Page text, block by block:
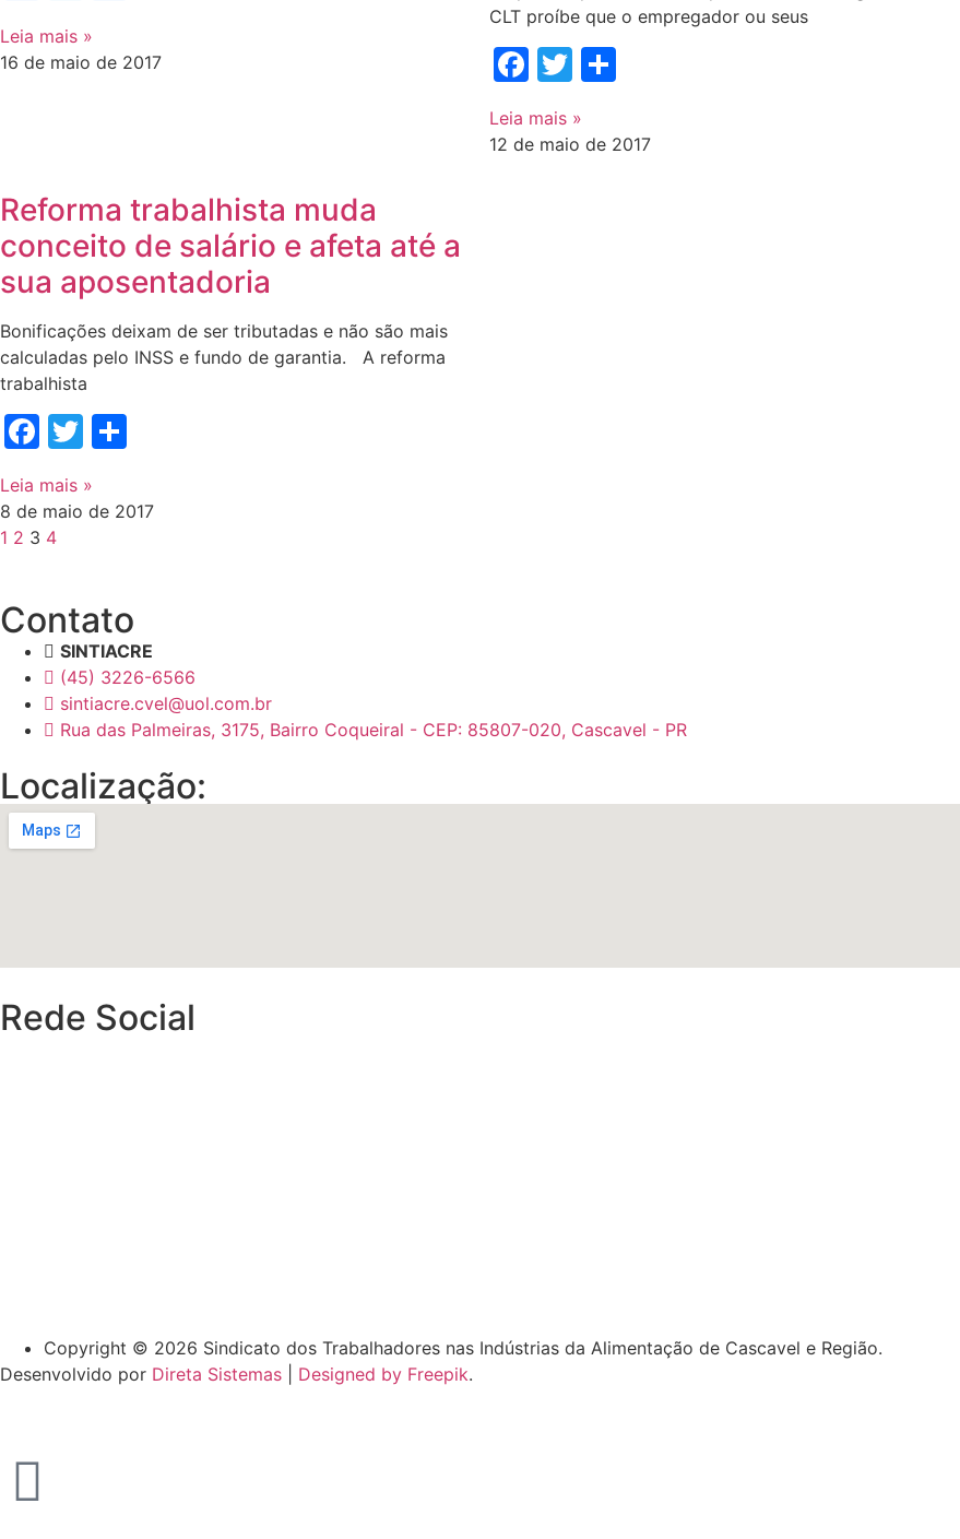
Leia mais »
16 de maio de 2017
CLT proíbe que o empregador ou seus
Facebook
Twitter
Leia mais »
12 de maio de 2017
Reforma trabalhista muda
conceito de salário e afeta até a
sua aposentadoria
Bonificações deixam de ser tributadas e não são mais
calculadas pelo INSS e fundo de garantia. A reforma
trabalhista
Facebook
Twitter
Leia mais »
8 de maio de 2017
1 2 3 4
Contato
SINTIACRE
(45) 3226-6566
sintiacre.cvel@uol.com.br
Rua das Palmeiras, 3175, Bairro Coqueiral - CEP: 85807-020, Cascavel - PR
Localização:
Rede Social
Copyright © 2026 Sindicato dos Trabalhadores nas Indústrias da Alimentação de Cascavel e Região.
Desenvolvido por Direta Sistemas Designed by Freepik.